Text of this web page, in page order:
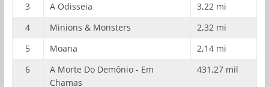
3
A Odisseia
3,22 mi
4
Minions & Monsters
2,32 mi
5
Moana
2,14 mi
6
A Morte Do Demônio - Em
Chamas
431,27 mil